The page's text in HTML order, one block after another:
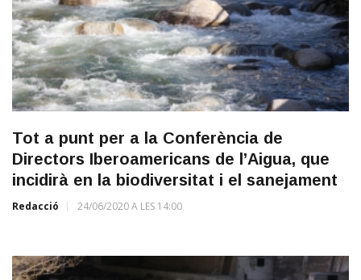
Tot a punt per a la Conferència de
Directors Iberoamericans de l’Aigua, que
incidirà en la biodiversitat i el sanejament
Redacció 24/06/2020 A LES 14:00